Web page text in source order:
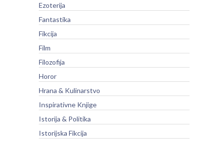
Ezoterija
Fantastika
Fikcija
Film
Filozofija
Horor
Hrana & Kulinarstvo
Inspirativne Knjige
Istorija & Politika
Istorijska Fikcija